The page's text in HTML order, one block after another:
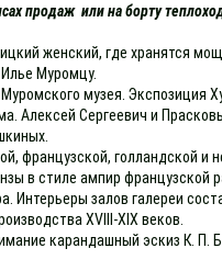
продаж или на борту
женский, где хранятся
Муромцу.
музея.
Алексей Сергеевич и
французской, голландской
в стиле ампир
залов галереи
XVIII-XIX веков.
карандашный эскиз К.